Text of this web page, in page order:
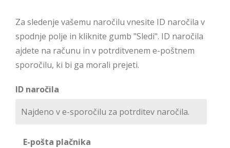
Za sledenje vašemu naročilu vnesite ID naročila v
spodnje polje in kliknite gumb "Sledi". ID naročila
ajdete na računu in v potrditvenem e-poštnem
sporočilu, ki bi ga morali prejeti.
ID naročila
E-pošta plačnika